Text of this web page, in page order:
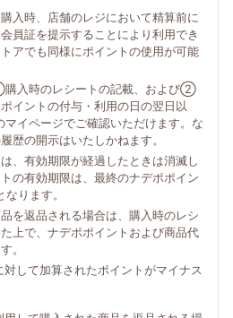
入時、店舗のレジにおいて精算前に
員証を提示することにより利用でき
アでも同様にポイントの使用が可能
入時のレシートの記載、および②
イントの付与・利用の日の翌日以
イページでご確認いただけます。な
歴の開示はいたしかねます。
、有効期限が経過したときは消滅し
の有効期限は、最終のナデポポイン
ります。
を返品される場合は、購入時のレシ
上で、ナデポポイントおよび商品代
。
対して加算されたポイントがマイナス